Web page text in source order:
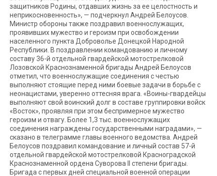
защитников Родины, отдавших жизнь за ее целостность и
неприкосновенность», — подчеркнул Андрей Белоусов.
Министр обороны также поздравил военнослужащих,
проявивших мужество и героизм при освобождении
населенного пункта Доброволье Донецкой Народной
Республики. В поздравлении командованию и личному
составу 36-й отдельной гвардейской мотострелковой
Лозовской Краснознаменной бригады Андрей Белоусов
отметил, что военнослужащие соединения с честью
выполняют стоящие перед ними боевые задачи в борьбе с
неонацистами, уверенно оттесняя врага. «Воины-гвардейцы
выполняют свой воинский долг в составе группировки войск
«Восток», проявляя при этом беспримерное мужество
героизм и отвагу. Более 1,3 тыс. военнослужащих
соединения награждены государственными наградами», —
сказано в телеграмме главы военного ведомства. Андрей
Белоусов поздравил командование и личный состав 57-й
отдельной гвардейской мотострелковой Красноградской
Краснознаменной ордена Суворова II степени бригады.
Бригада с первых дней специальной военной операции